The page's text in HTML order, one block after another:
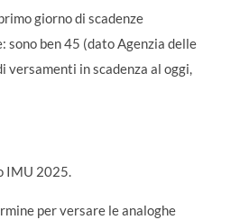
giorno di scadenze
sono ben 45 (dato Agenzia delle
versamenti in scadenza al oggi,
IMU 2025.
per versare le analoghe